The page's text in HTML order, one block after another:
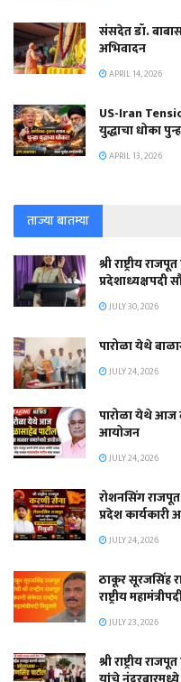
संसदेत डॉ.
अभिवादन
APRIL 14, 2026
US-Iran
युद्धाचा धोका
APRIL 13, 2026
ताज्या बातम्या
श्री राष्ट्रीय
प्रदेशाध्यक्षपदी
JULY 30, 2026
पारोळा येथे
JULY 24, 2026
पारोळा येथे आज
आयोजन
JULY 24, 2026
रोशनसिंग राजपूत
प्रदेश कार्यकारी
JULY 24, 2026
ठाकूर सूरजसिंह
राष्ट्रीय
JULY 23, 2026
श्री राष्ट्रीय